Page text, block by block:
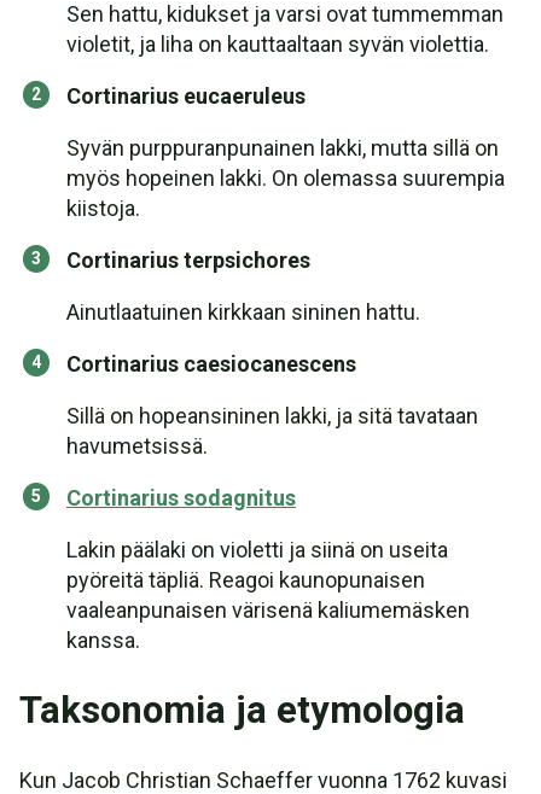
Sen hattu, kidukset ja varsi ovat tummemman
violetit, ja liha on kauttaaltaan syvän violettia.
Cortinarius eucaeruleus
Syvän purppuranpunainen lakki, mutta sillä on
myös hopeinen lakki. On olemassa suurempia
kiistoja.
Cortinarius terpsichores
Ainutlaatuinen kirkkaan sininen hattu.
Cortinarius caesiocanescens
Sillä on hopeansininen lakki, ja sitä tavataan
havumetsissä.
Cortinarius sodagnitus
Lakin päälaki on violetti ja siinä on useita
pyöreitä täpliä. Reagoi kaunopunaisen
vaaleanpunaisen värisenä kaliumemäsken
kanssa.
Taksonomia ja etymologia
Kun Jacob Christian Schaeffer vuonna 1762 kuvasi